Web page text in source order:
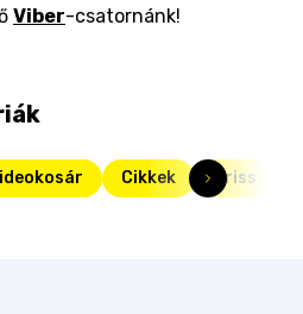
Viber-csatornánk!
Cikkek Friss